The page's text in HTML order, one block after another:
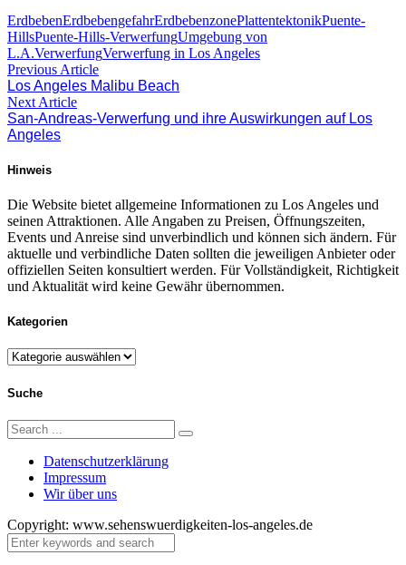
ErdbebenErdbebengefahrErdbebenzonePlattentektonikPuente-
HillsPuente-Hills-VerwerfungUmgebung von
L.A.VerwerfungVerwerfung in Los Angeles
Beitragsnavigation
Previous ArticlePrevious
post:
Los Angeles Malibu Beach
Next ArticleNext
post:
San-Andreas-Verwerfung und ihre Auswirkungen auf Los
Angeles
Hinweis
Die Website bietet allgemeine Informationen zu Los Angeles und
seinen Attraktionen. Alle Angaben zu Preisen, Öffnungszeiten,
Events und Anreise sind unverbindlich und können sich ändern. Für
aktuelle und verbindliche Daten sollten die jeweiligen Anbieter oder
offiziellen Seiten konsultiert werden. Für Vollständigkeit, Richtigkeit
und Aktualität wird keine Gewähr übernommen.
Kategorien
Kategorien
Suche
Search
for:
Search
Datenschutzerklärung
Impressum
Wir über uns
Copyright: www.sehenswuerdigkeiten-los-angeles.de
Close